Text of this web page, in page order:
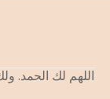
اللهم لك الحمد.